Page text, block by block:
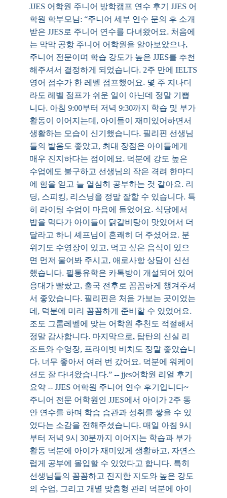
JJES 어학원 주니어 방학캠프 연수 후기 JJES 어
학원 학부모님: “주니어 세부 연수 문의 후 소개
받은 JJES로 주니어 연수를 다녀왔어요. 처음에
는 막막 공항 주니어 어학원을 알아보았으나,
주니어 전문이며 학습 강도가 높은 JJES를 추천
해주셔서 결정하게 되었습니다. 2주 만에 IELTS
영어 점수가 한 레벨 점프했어요. 몇 주 지나더
라도 레벨 점프가 쉬운 일이 아닌데 정말 기쁩
니다. 아침 9:00부터 저녁 9:30까지 학습 및 부가
활동이 이어지는데, 아이들이 재미있어하면서
생활하는 모습이 신기했습니다. 필리핀 선생님
들의 발음도 좋았고, 최대 장점은 아이들에게
매우 진지하다는 점이에요. 덕분에 강도 높은
수업에도 불구하고 선생님의 작은 격려 한마디
에 힘을 얻고 늘 열심히 공부하는 것 같아요. 리
딩, 스피킹, 리스닝을 정말 잘할 수 있습니다. 특
히 라이팅 수업이 마음에 들었어요. 식당에서
밥을 먹다가 아이들이 닭갈비탕이 맛있어서 더
달라고 하니 셰프님이 흔쾌히 더 주셨어요. 분
위기도 수영장이 있고, 먹고 싶은 음식이 있으
면 먼저 물어봐 주시고, 애로사항 상담이 신선
했습니다. 필통유학은 카톡방이 개설되어 있어
응대가 빨랐고, 출국 전후로 꼼꼼하게 챙겨주셔
서 좋았습니다. 필리핀은 처음 가보는 곳이었는
데, 덕분에 미리 꼼꼼하게 준비할 수 있었어요.
조도 그룹레벨에 맞는 어학원 추천도 적절해서
정말 감사합니다. 마지막으로, 탑탄의 신실 리
조트와 수영장, 프라이빗 비치도 정말 좋았습니
다. 너무 좋아서 여러 번 갔어요. 덕분에 워케이
션도 잘 다녀왔습니다.” -- jjes어학원 리얼 후기
요약 -- JJES 어학원 주니어 연수 후기입니다~
주니어 전문 어학원인 JJES에서 아이가 2주 동
안 연수를 하며 학습 습관과 성취를 쌓을 수 있
었다는 소감을 전해주셨습니다. 매일 아침 9시
부터 저녁 9시 30분까지 이어지는 학습과 부가
활동 덕분에 아이가 재미있게 생활하고, 자연스
럽게 공부에 몰입할 수 있었다고 합니다. 특히
선생님들의 꼼꼼하고 진지한 지도와 높은 강도
의 수업, 그리고 개별 맞춤형 관리 덕분에 아이